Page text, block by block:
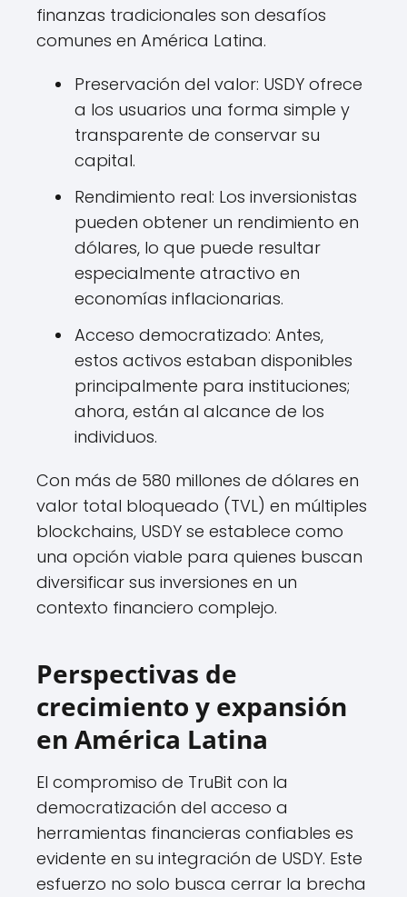
finanzas tradicionales son desafíos
comunes en América Latina.
Preservación del valor: USDY ofrece
a los usuarios una forma simple y
transparente de conservar su
capital.
Rendimiento real: Los inversionistas
pueden obtener un rendimiento en
dólares, lo que puede resultar
especialmente atractivo en
economías inflacionarias.
Acceso democratizado: Antes,
estos activos estaban disponibles
principalmente para instituciones;
ahora, están al alcance de los
individuos.
Con más de 580 millones de dólares en
valor total bloqueado (TVL) en múltiples
blockchains, USDY se establece como
una opción viable para quienes buscan
diversificar sus inversiones en un
contexto financiero complejo.
Perspectivas de
crecimiento y expansión
en América Latina
El compromiso de TruBit con la
democratización del acceso a
herramientas financieras confiables es
evidente en su integración de USDY. Este
esfuerzo no solo busca cerrar la brecha